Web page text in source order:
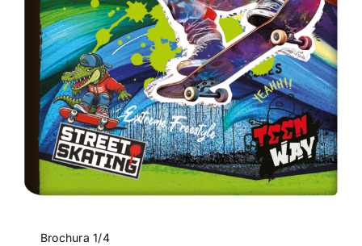
Brochura 1/4